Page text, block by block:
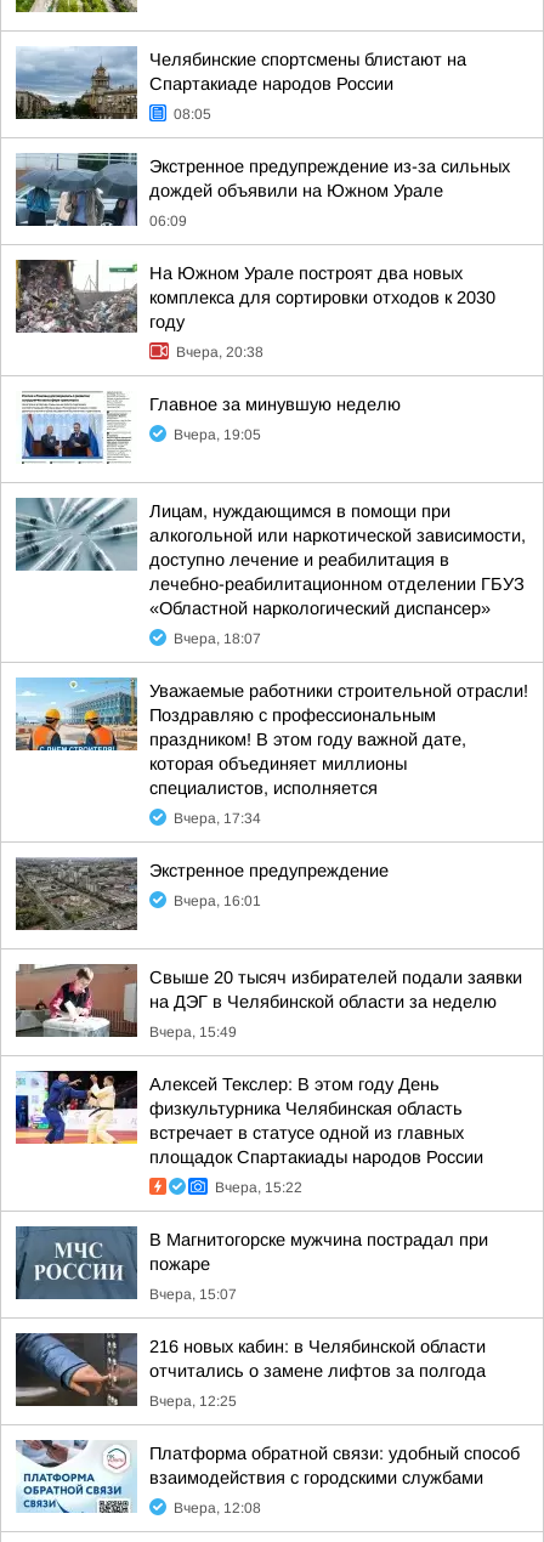
Челябинские спортсмены блистают на
Спартакиаде народов России
08:05
Экстренное предупреждение из-за сильных
дождей объявили на Южном Урале
06:09
На Южном Урале построят два новых
комплекса для сортировки отходов к 2030
году
Вчера, 20:38
Главное за минувшую неделю
Вчера, 19:05
Лицам, нуждающимся в помощи при
алкогольной или наркотической зависимости,
доступно лечение и реабилитация в
лечебно-реабилитационном отделении ГБУЗ
«Областной наркологический диспансер»
Вчера, 18:07
Уважаемые работники строительной отрасли!
Поздравляю с профессиональным
праздником! В этом году важной дате,
которая объединяет миллионы
специалистов, исполняется
Вчера, 17:34
Экстренное предупреждение
Вчера, 16:01
Свыше 20 тысяч избирателей подали заявки
на ДЭГ в Челябинской области за неделю
Вчера, 15:49
Алексей Текслер: В этом году День
физкультурника Челябинская область
встречает в статусе одной из главных
площадок Спартакиады народов России
Вчера, 15:22
В Магнитогорске мужчина пострадал при
пожаре
Вчера, 15:07
216 новых кабин: в Челябинской области
отчитались о замене лифтов за полгода
Вчера, 12:25
Платформа обратной связи: удобный способ
взаимодействия с городскими службами
Вчера, 12:08